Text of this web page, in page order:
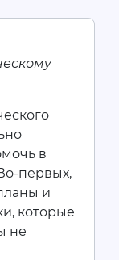
в
первых,
и
которые
не